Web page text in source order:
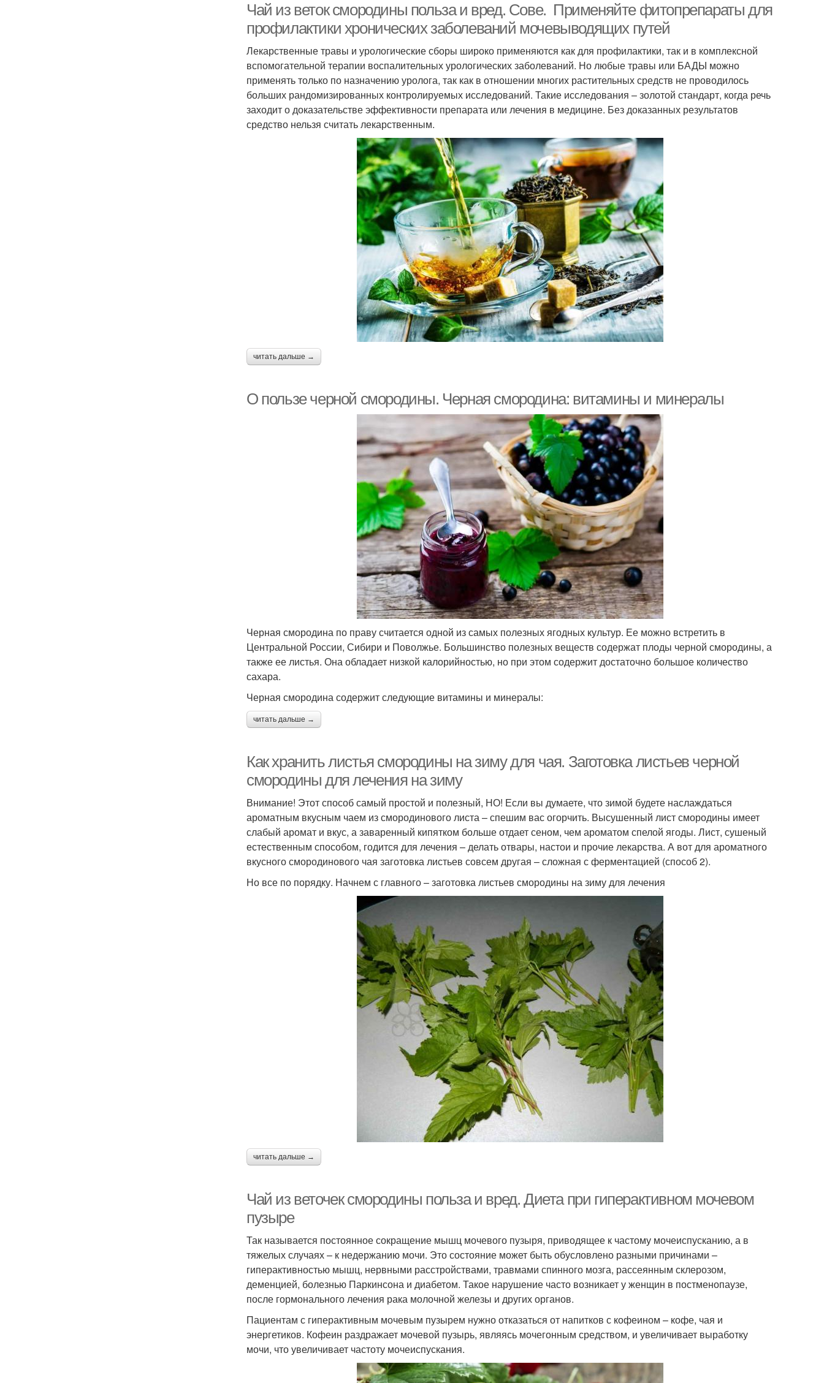
Чай из веток смородины польза и вред. Сове. Применяйте фитопрепараты для
профилактики хронических заболеваний мочевыводящих путей
Лекарственные травы и урологические сборы широко применяются как для профилактики, так и в комплексной
вспомогательной терапии воспалительных урологических заболеваний. Но любые травы или БАДЫ можно
применять только по назначению уролога, так как в отношении многих растительных средств не проводилось
больших рандомизированных контролируемых исследований. Такие исследования – золотой стандарт, когда речь
заходит о доказательстве эффективности препарата или лечения в медицине. Без доказанных результатов
средство нельзя считать лекарственным.
читать дальше →
О пользе черной смородины. Черная смородина: витамины и минералы
Черная смородина по праву считается одной из самых полезных ягодных культур. Ее можно встретить в
Центральной России, Сибири и Поволжье. Большинство полезных веществ содержат плоды черной смородины, а
также ее листья. Она обладает низкой калорийностью, но при этом содержит достаточно большое количество
сахара.
Черная смородина содержит следующие витамины и минералы:
читать дальше →
Как хранить листья смородины на зиму для чая. Заготовка листьев черной
смородины для лечения на зиму
Внимание! Этот способ самый простой и полезный, НО! Если вы думаете, что зимой будете наслаждаться
ароматным вкусным чаем из смородинового листа – спешим вас огорчить. Высушенный лист смородины имеет
слабый аромат и вкус, а заваренный кипятком больше отдает сеном, чем ароматом спелой ягоды. Лист, сушеный
естественным способом, годится для лечения – делать отвары, настои и прочие лекарства. А вот для ароматного
вкусного смородинового чая заготовка листьев совсем другая – сложная с ферментацией (способ 2).
Но все по порядку. Начнем с главного – заготовка листьев смородины на зиму для лечения
читать дальше →
Чай из веточек смородины польза и вред. Диета при гиперактивном мочевом
пузыре
Так называется постоянное сокращение мышц мочевого пузыря, приводящее к частому мочеиспусканию, а в
тяжелых случаях – к недержанию мочи. Это состояние может быть обусловлено разными причинами –
гиперактивностью мышц, нервными расстройствами, травмами спинного мозга, рассеянным склерозом,
деменцией, болезнью Паркинсона и диабетом. Такое нарушение часто возникает у женщин в постменопаузе,
после гормонального лечения рака молочной железы и других органов.
Пациентам с гиперактивным мочевым пузырем нужно отказаться от напитков с кофеином – кофе, чая и
энергетиков. Кофеин раздражает мочевой пузырь, являясь мочегонным средством, и увеличивает выработку
мочи, что увеличивает частоту мочеиспускания.